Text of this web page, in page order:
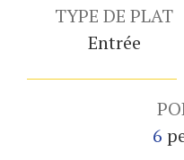
TYPE DE PLAT
Entrée
6